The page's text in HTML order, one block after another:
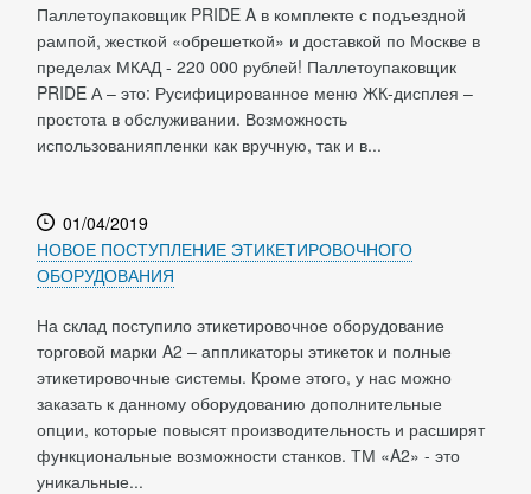
Паллетоупаковщик PRIDE A в комплекте с подъездной
рампой, жесткой «обрешеткой» и доставкой по Москве в
пределах МКАД - 220 000 рублей! Паллетоупаковщик
PRIDE А – это: Русифицированное меню ЖК-дисплея –
простота в обслуживании. Возможность
использованияпленки как вручную, так и в...
01/04/2019
НОВОЕ ПОСТУПЛЕНИЕ ЭТИКЕТИРОВОЧНОГО
ОБОРУДОВАНИЯ
На склад поступило этикетировочное оборудование
торговой марки A2 – аппликаторы этикеток и полные
этикетировочные системы. Кроме этого, у нас можно
заказать к данному оборудованию дополнительные
опции, которые повысят производительность и расширят
функциональные возможности станков. ТМ «A2» - это
уникальные...